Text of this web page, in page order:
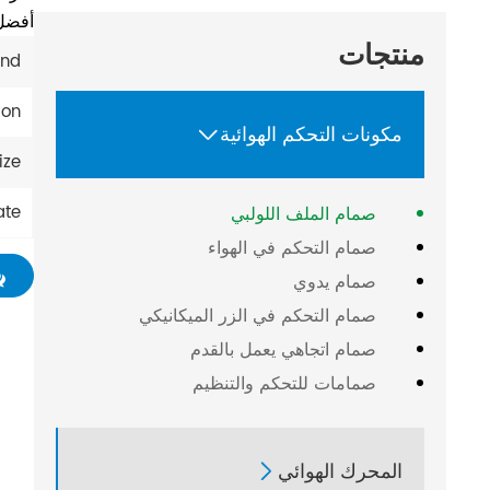
منتجات
مكونات التحكم الهوائية
صمام الملف اللولبي
صمام التحكم في الهواء
صمام يدوي
صمام التحكم في الزر الميكانيكي
صمام اتجاهي يعمل بالقدم
صمامات للتحكم والتنظيم
المحرك الهوائي 